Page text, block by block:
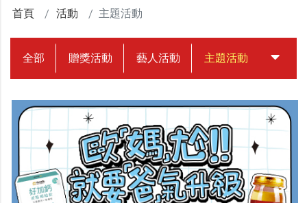
首頁 活動 主題活動
全部 贈獎活動 藝人活動 主題活動 中獎名